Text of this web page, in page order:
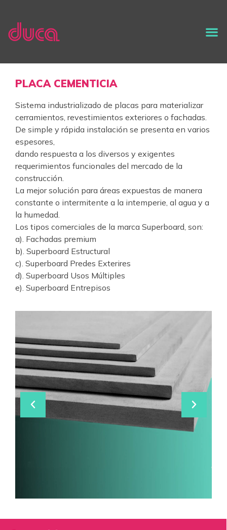
PLACA CEMENTICIA
Sistema industrializado de placas para materializar
cerramientos, revestimientos exteriores o fachadas.
De simple y rápida instalación se presenta en varios
espesores,
dando respuesta a los diversos y exigentes
requerimientos funcionales del mercado de la
construcción.
La mejor solución para áreas expuestas de manera
constante o intermitente a la intemperie, al agua y a
la humedad.
Los tipos comerciales de la marca Superboard, son:
a). Fachadas premium
b). Superboard Estructural
c). Superboard Predes Exterires
d). Superboard Usos Múltiples
e). Superboard Entrepisos